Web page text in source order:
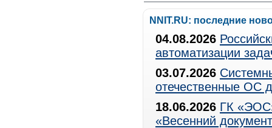
NNIT.RU: последние
04.08.2026
автоматизации
03.07.2026
отечественные ОС
18.06.2026 ГК
«Весенний